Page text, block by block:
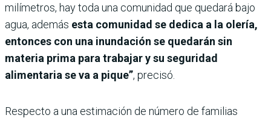
milímetros, hay toda una comunidad que quedará bajo
agua, además esta comunidad se dedica a la olería,
entonces con una inundación se quedarán sin
materia prima para trabajar y su seguridad
alimentaria se va a pique”, precisó.
Respecto a una estimación de número de familias